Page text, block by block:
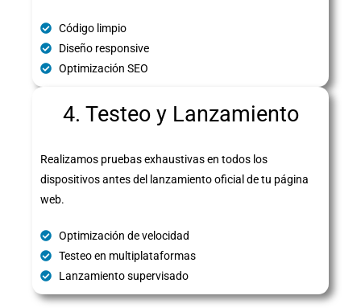
Código limpio
Diseño responsive
Optimización SEO
4. Testeo y Lanzamiento
Realizamos pruebas exhaustivas en todos los
dispositivos antes del lanzamiento oficial de tu página
web.
Optimización de velocidad
Testeo en multiplataformas
Lanzamiento supervisado